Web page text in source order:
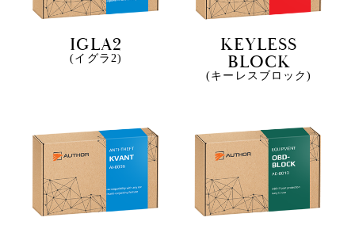
IGLA2
(イグラ2)
KEYLESS
BLOCK
(キーレスブロック)